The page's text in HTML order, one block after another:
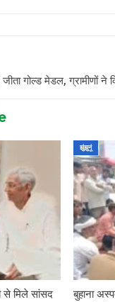
जीता गोल्ड मेडल, ग्रामीणों ने
मिले सांसद
झुंझुनूं
बुहाना